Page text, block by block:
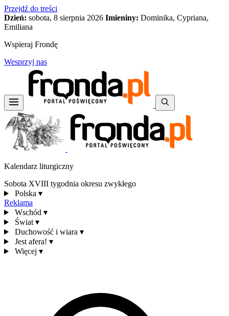
Przejdź do treści
Dzień: sobota, 8 sierpnia 2026 Imieniny: Dominika, Cypriana,
Emiliana
Wspieraj Frondę
Wesprzyj nas
Kalendarz liturgiczny
Sobota XVIII tygodnia okresu zwykłego
Polska ▾
Reklama
Wschód ▾
Świat ▾
Duchowość i wiara ▾
Jest afera! ▾
Więcej ▾